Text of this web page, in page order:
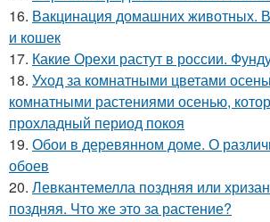
16. Вакцинация домашних животных.
и кошек
17. Какие Орехи растут в россии.
18. Уход за комнатными цветами
комнатными растениями осенью,
прохладный период покоя
19. Обои в деревянном доме. О
обоев
20. Левкантемелла поздняя или
поздняя. Что же это за растение?